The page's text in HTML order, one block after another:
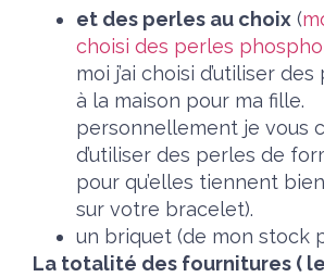
et des perles au choix (
choisi des perles
moi j’ai choisi d’utiliser
à la maison pour ma fille.
personnellement je vous
d’utiliser des perles de
pour qu’elles tiennent
sur votre bracelet).
un briquet (de mon stock
La totalité des fournitures (